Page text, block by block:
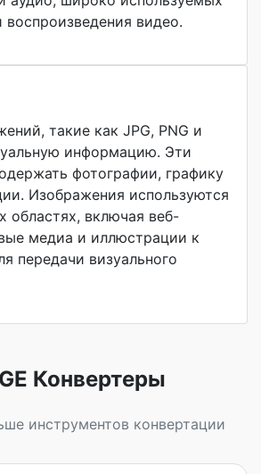
воспроизведения видео.
такие как JPG, PNG и
информацию. Эти
фотографии, графику
Изображения используются
областях, включая веб-
медиа и иллюстрации к
передачи визуального
Конвертеры
инструментов конвертации